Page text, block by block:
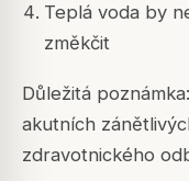
Teplá voda by
změkčit
Důležitá
akutních
zdravotnického